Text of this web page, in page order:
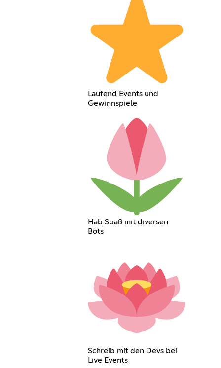
Laufend Events und
Gewinnspiele
Hab Spaß mit diversen
Bots
Schreib mit den Devs bei
Live Events